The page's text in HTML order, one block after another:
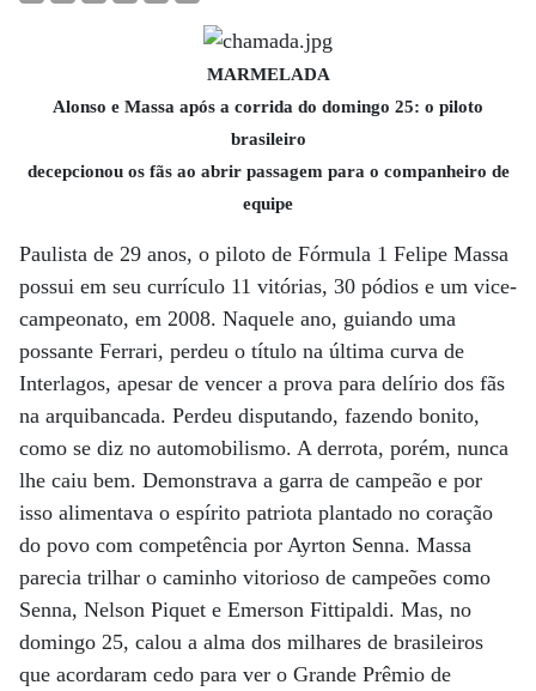
MARMELADA
Alonso e Massa após a corrida do domingo 25: o piloto
brasileiro
decepcionou os fãs ao abrir passagem para o companheiro de
equipe
Paulista de 29 anos, o piloto de Fórmula 1 Felipe Massa
possui em seu currículo 11 vitórias, 30 pódios e um vice-
campeonato, em 2008. Naquele ano, guiando uma
possante Ferrari, perdeu o título na última curva de
Interlagos, apesar de vencer a prova para delírio dos fãs
na arquibancada. Perdeu disputando, fazendo bonito,
como se diz no automobilismo. A derrota, porém, nunca
lhe caiu bem. Demonstrava a garra de campeão e por
isso alimentava o espírito patriota plantado no coração
do povo com competência por Ayrton Senna. Massa
parecia trilhar o caminho vitorioso de campeões como
Senna, Nelson Piquet e Emerson Fittipaldi. Mas, no
domingo 25, calou a alma dos milhares de brasileiros
que acordaram cedo para ver o Grande Prêmio de